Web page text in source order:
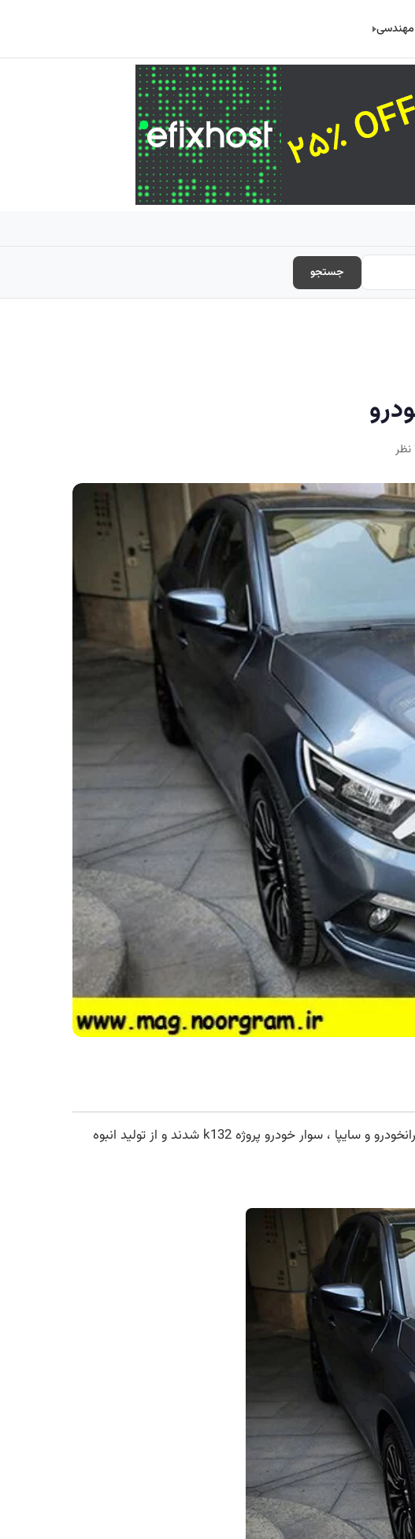
مهندسی
جستجو
در تاریخ 30 بهمن 1398 دکتر حسن روحانی ریاست جمهور ایران اسلامی با رونمایی از چند خودرو از محصولات ایرانخودرو و سایپا ، سوار خودرو پروژه k132 شدند و از تولید انبوه